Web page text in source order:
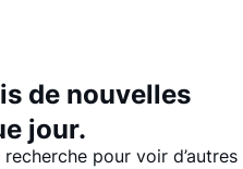
de nouvelles
jour.
pour voir d’autres